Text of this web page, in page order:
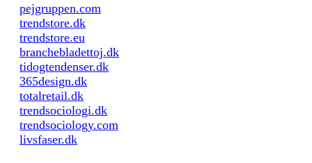
pejgruppen.com
trendstore.dk
trendstore.eu
branchebladettoj.dk
tidogtendenser.dk
365design.dk
totalretail.dk
trendsociologi.dk
trendsociology.com
livsfaser.dk